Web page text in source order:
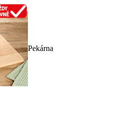
Pekárna